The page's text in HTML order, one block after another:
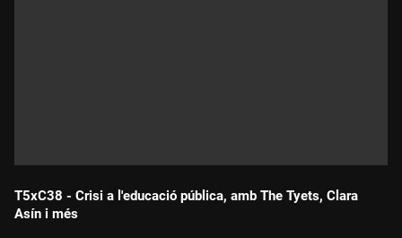
T5xC38 - Crisi a l'educació pública, amb The Tyets, Clara
Asín i més